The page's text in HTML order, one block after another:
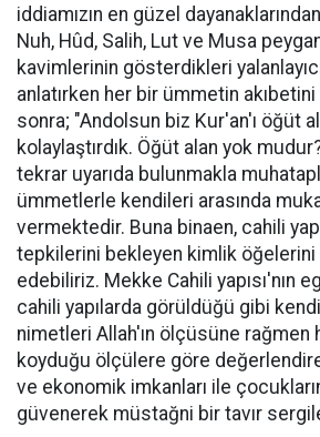
iddiamızın en güzel
Nuh, Hûd, Salih, Lut ve Musa
kavimlerinin gösterdikleri
anlatırken her bir ümmetin
sonra; "Andolsun biz Kur'an'ı öğüt
kolaylaştırdık. Öğüt alan yok
tekrar uyarıda bulunmakla
ümmetlerle kendileri arasında
vermektedir. Buna binaen, cahili
tepkilerini bekleyen kimlik
edebiliriz. Mekke Cahili yapısı'nın
cahili yapılarda görüldüğü gibi
nimetleri Allah'ın ölçüsüne rağmen
koyduğu ölçülere göre
ve ekonomik imkanları ile
güvenerek müstağni bir tavır